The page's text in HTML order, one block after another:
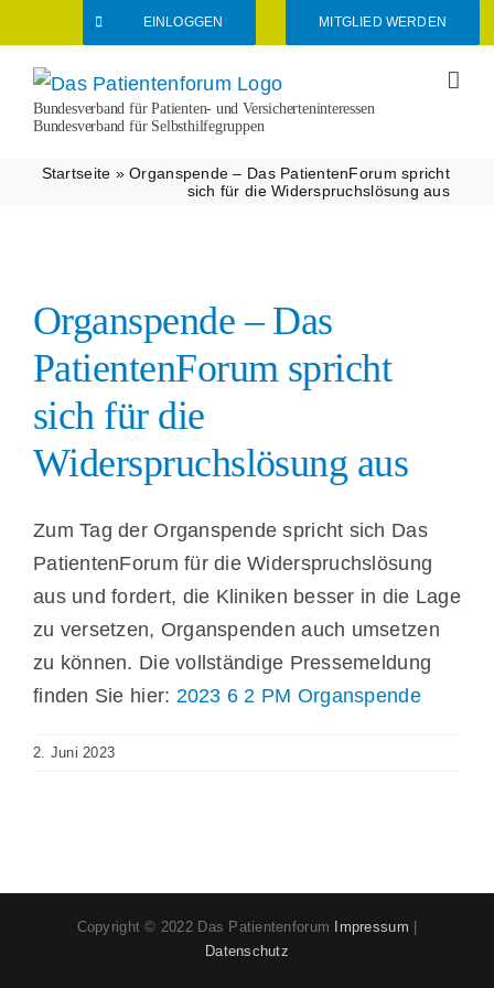
Inhalt
springen
EINLOGGEN MITGLIED WERDEN
Bundesverband für Patienten- und Versicherteninteressen
Bundesverband für Selbsthilfegruppen
Startseite »Organspende – Das PatientenForum spricht
sich für die Widerspruchslösung aus
Organspende – Das
PatientenForum spricht
sich für die
Widerspruchslösung aus
Zum Tag der Organspende spricht sich Das
PatientenForum für die Widerspruchslösung
aus und fordert, die Kliniken besser in die Lage
zu versetzen, Organspenden auch umsetzen
zu können. Die vollständige Pressemeldung
finden Sie hier: 2023 6 2 PM Organspende
2. Juni 2023
Copyright © 2022 Das Patientenforum Impressum
Datenschutz